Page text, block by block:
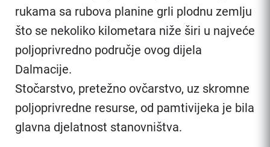
rukama sa rubova planine grli plodnu zemlju
što se nekoliko kilometara niže širi u najveće
poljoprivredno područje ovog dijela
Dalmacije.
Stočarstvo, pretežno ovčarstvo, uz skromne
poljoprivredne resurse, od pamtivijeka je bila
glavna djelatnost stanovništva.